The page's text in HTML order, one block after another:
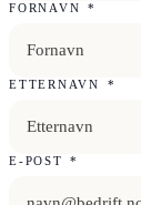
FORNAVN *
ETTERNAVN *
E-POST *